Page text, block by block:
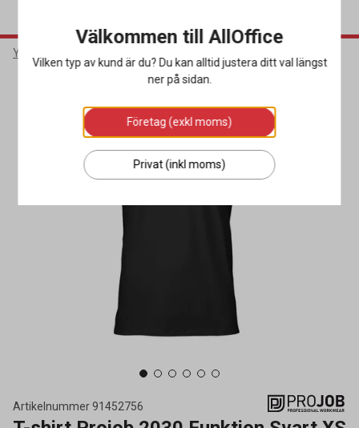
Yrkeskläder & Skydd
Artikelnummer91452756
Välkommen till AllOffice
Vilken typ av kund är du? Du kan alltid justera ditt val längst
ner på sidan.
Företag (exkl moms)
Privat (inkl moms)